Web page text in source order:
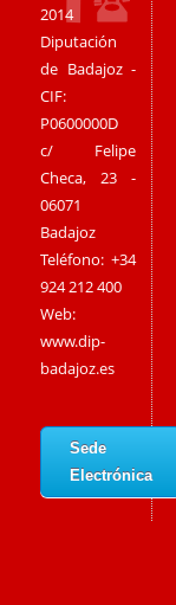
2014
Diputación
de Badajoz -
CIF:
P0600000D
c/ Felipe
Checa, 23 -
06071
Badajoz
Teléfono: +34
924 212 400
Web:
www.dip-
badajoz.es
Sede
Electrónica